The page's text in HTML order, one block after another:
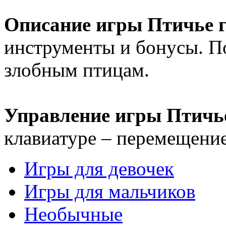
Описание игры Птичье
инструменты и бонусы.
злобным птицам.
Управление игры
клавиатуре –
Игры для девочек
Игры для мальчиков
Необычные